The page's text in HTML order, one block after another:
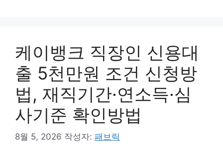
케이뱅크 직장인 신용대
출 5천만원 조건 신청방
법, 재직기간·연소득·심
사기준 확인방법
8월 5, 2026 작성자: 패브릭